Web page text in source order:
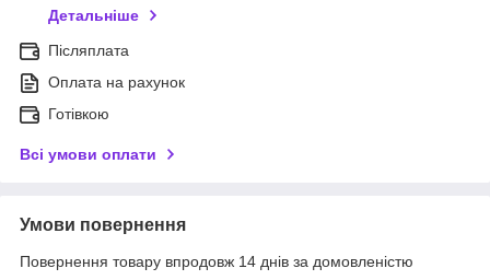
Детальніше
Післяплата
Оплата на рахунок
Готівкою
Всі умови оплати
Умови повернення
Повернення товару впродовж 14 днів за домовленістю